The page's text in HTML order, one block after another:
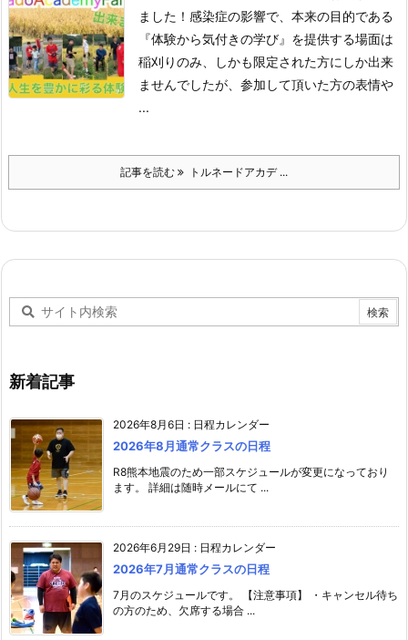
ました！ 感染症の影響で、本来の目的である
『体験から気付きの学び』 を提供する場面は
稲刈りのみ、しかも限定された方にしか出来
ませんでしたが、参加して頂いた方の表情や
...
記事を読む トルネードアカデ ...
新着記事
2026年8月6日 : 日程カレンダー
2026年8月通常クラスの日程
R8熊本地震のため一部スケジュールが変更になっており
ます。 詳細は随時メールにて ...
2026年6月29日 : 日程カレンダー
2026年7月通常クラスの日程
7月のスケジュールです。 【注意事項】 ・キャンセル待ち
の方のため、欠席する場合 ...